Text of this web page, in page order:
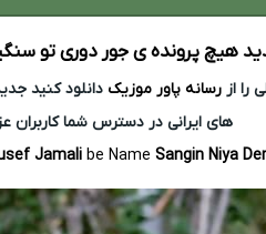
هیچ پرونده ی جور دوری تو
را از رسانه پاور موزیک دانلود کنید
های ایرانی در دسترس شما کاربران
Jamalibe Name Sangin Niya